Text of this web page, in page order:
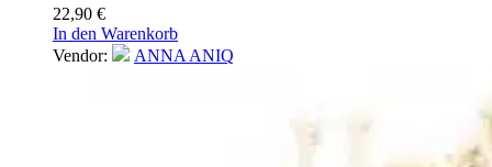
22,90 €
In den Warenkorb
Vendor:
ANNA ANIQ